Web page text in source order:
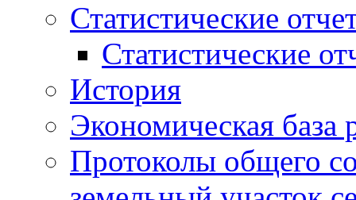
Статистические
Статистические
История
Экономическая база
Протоколы общего